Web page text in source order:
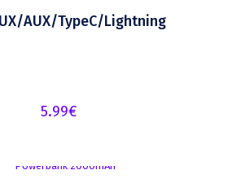
AUX/TypeC/Lightning
5.99€